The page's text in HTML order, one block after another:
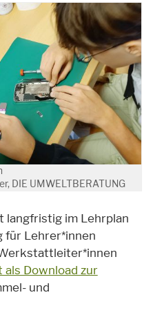
DIE UMWELTBERATUNG
langfristig im Lehrplan
für Lehrer*innen
Download zur
und